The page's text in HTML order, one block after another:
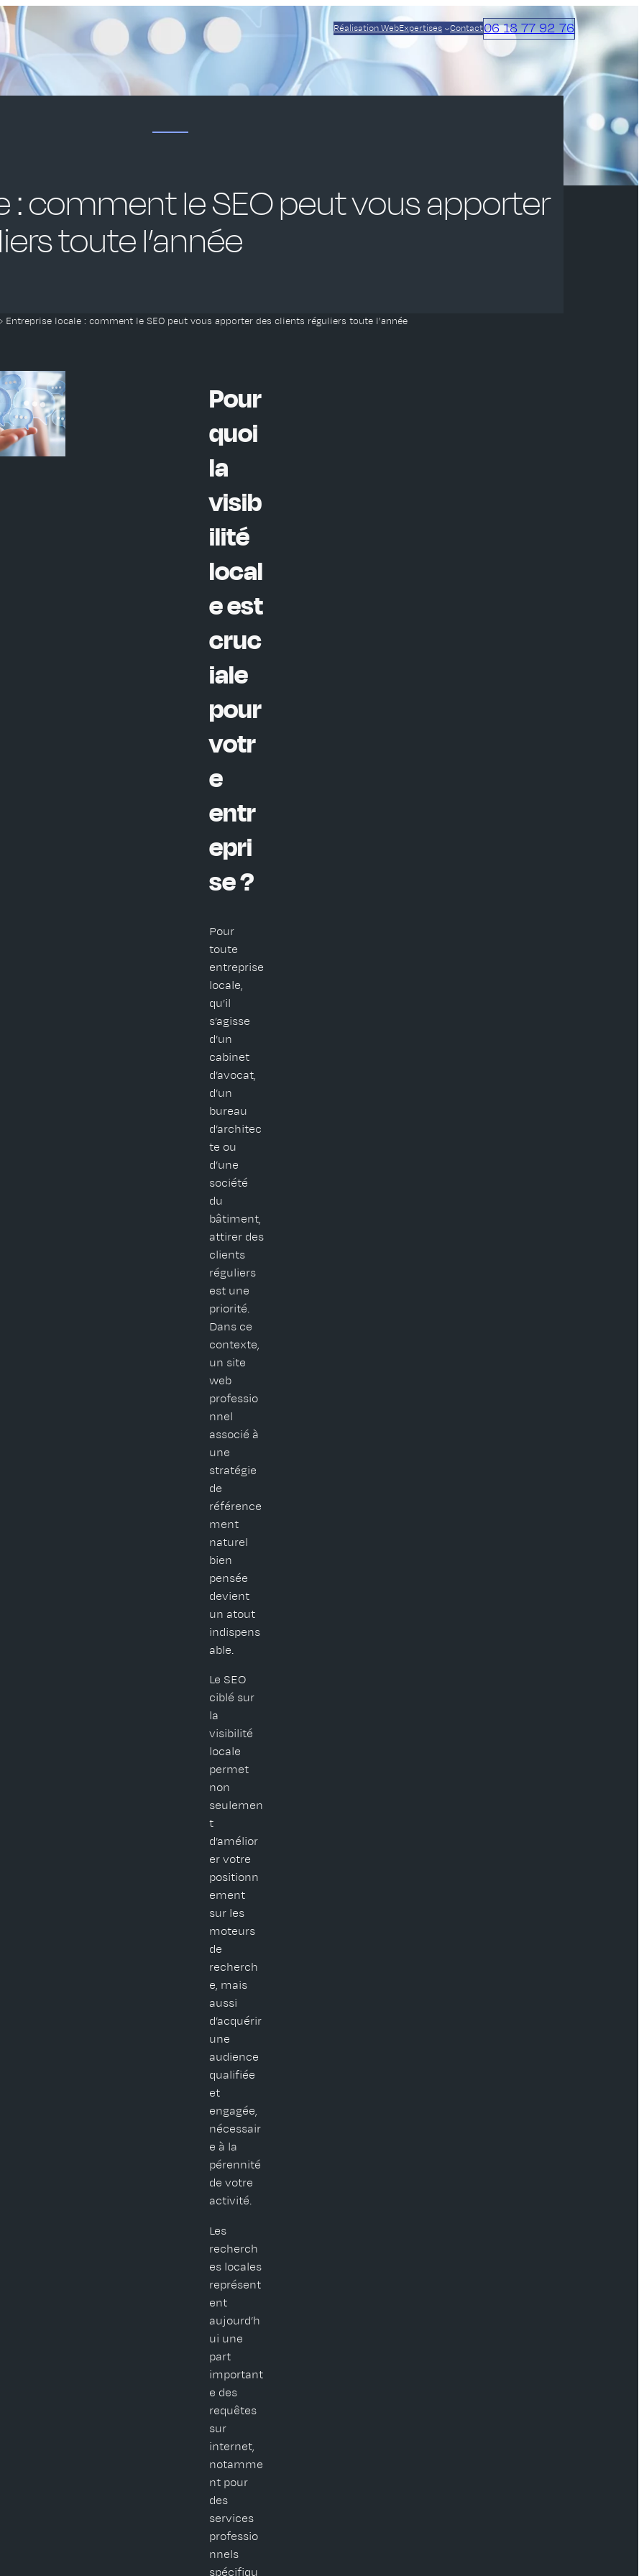
Réalisation WebExpertises Contact06 18 77 92 76
: comment le SEO peut vous apporter
toute l’année
Entreprise locale : comment le SEO peut vous apporter des clients réguliers toute l’année
Pour
quoi
la
visib
ilité
local
e est
cruc
iale
pour
votr
e
entr
epri
se ?
Pour
toute
entreprise
locale,
qu’il
s’agisse
d’un
cabinet
d’avocat,
d’un
bureau
d’architec
te ou
d’une
société
du
bâtiment,
attirer des
clients
réguliers
est une
priorité.
Dans ce
contexte,
un site
web
professio
nnel
associé à
une
stratégie
de
référence
ment
naturel
bien
pensée
devient
un atout
indispens
able.
Le SEO
ciblé sur
la
visibilité
locale
permet
non
seulemen
t
d’amélior
er votre
positionn
ement
sur les
moteurs
de
recherch
e, mais
aussi
d’acquérir
une
audience
qualifiée
et
engagée,
nécessair
e à la
pérennité
de votre
activité.
Les
recherch
es locales
représent
ent
aujourd’h
ui une
part
important
e des
requêtes
sur
internet,
notamme
nt pour
des
services
professio
nnels
spécifiqu